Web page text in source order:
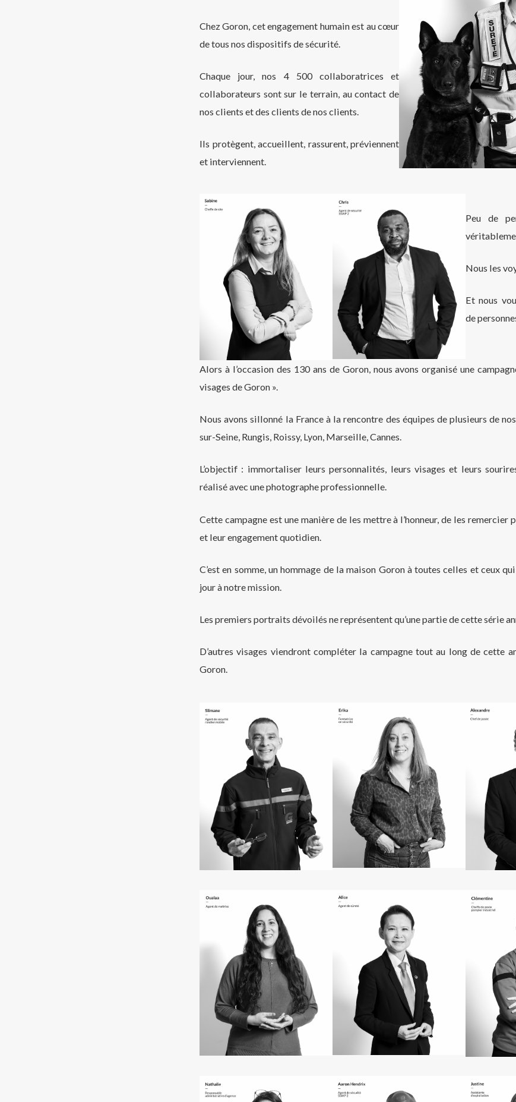
Chez Goron, cet engagement humain est au cœur
de tous nos dispositifs de sécurité.
Chaque jour, nos 4 500 collaboratrices et
collaborateurs sont sur le terrain, au contact de
nos clients et des clients de nos clients.
Ils protègent, accueillent, rassurent, préviennent
et interviennent.
Peu de
Nous les
Et nous
de
Alors à l’occasion des 130 ans de Goron, nous avons organisé une
visages de Goron ».
Nous avons sillonné la France à la rencontre des équipes de plusieurs de
sur-Seine, Rungis, Roissy, Lyon, Marseille, Cannes.
L’objectif : immortaliser leurs personnalités, leurs visages et leurs
réalisé avec une photographe professionnelle.
Cette campagne est une manière de les mettre à l’honneur, de les
et leur engagement quotidien.
C’est en somme, un hommage de la maison Goron à toutes celles et ceux
jour à notre mission.
Les premiers portraits dévoilés ne représentent qu’une partie de cette série
D’autres visages viendront compléter la campagne tout au long de cette
Goron.